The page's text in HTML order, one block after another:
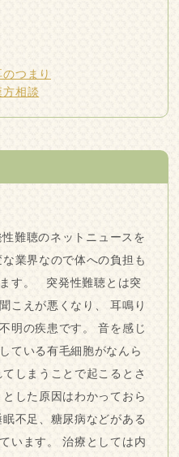
つまり
方相談
難聴のネットニュースを
業界なので体への負担も
す。 突発性難聴とは突
こえが悪くなり、 耳鳴り
明の疾患です。 音を感じ
ている有毛細胞がなんら
しまうことで起こるとさ
した原因はわかっておら
不足、糖尿病などがある
います。 治療としては内